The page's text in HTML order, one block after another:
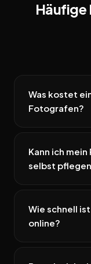
Häufige
Was kostet
Fotografen?
Kann ich
selbst
Wie schnell
online?